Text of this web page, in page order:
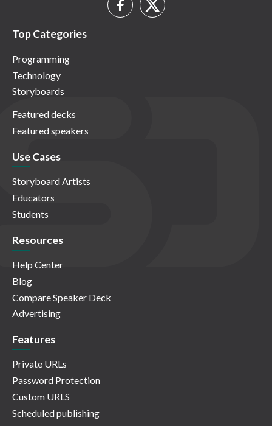
Top Categories
Programming
Technology
Storyboards
Featured decks
Featured speakers
Use Cases
Storyboard Artists
Educators
Students
Resources
Help Center
Blog
Compare Speaker Deck
Advertising
Features
Private URLs
Password Protection
Custom URLS
Scheduled publishing